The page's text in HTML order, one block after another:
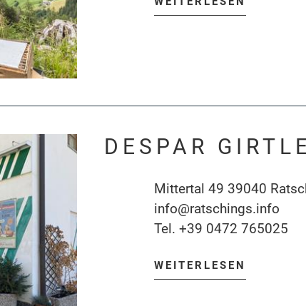
DESPAR
Mittertal 49 39040
info@ratschings.info
Tel. +39 0472 765025
WEITERLESEN